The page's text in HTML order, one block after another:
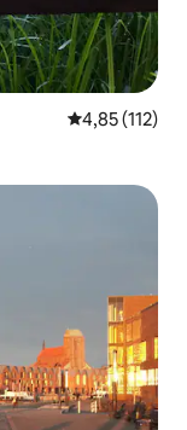
4,85 de uma
4,85 (112)